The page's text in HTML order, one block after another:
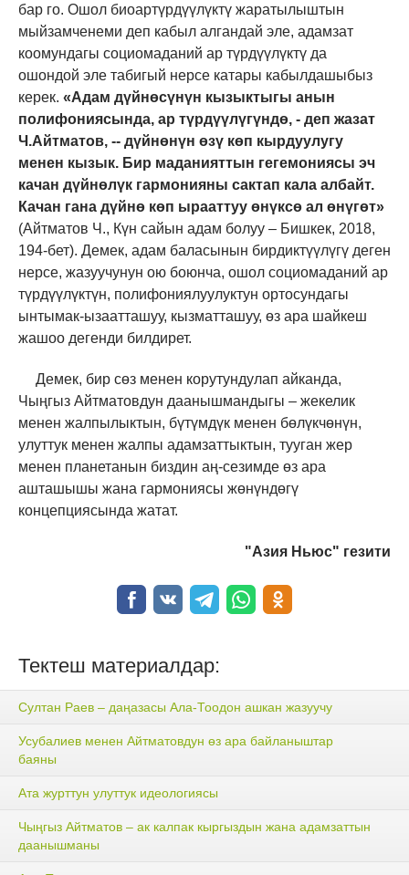
бар го. Ошол биоартүрдүүлүктү жаратылыштын
мыйзамченеми деп кабыл алгандай эле, адамзат
коомундагы социомаданий ар түрдүүлүктү да
ошондой эле табигый нерсе катары кабылдашыбыз
керек. «Адам дүйнөсүнүн кызыктыгы анын
полифониясында, ар түрдүүлүгүндө, - деп жазат
Ч.Айтматов, -- дүйнөнүн өзү көп кырдуулугу
менен кызык. Бир маданияттын гегемониясы эч
качан дүйнөлүк гармонияны сактап кала албайт.
Качан гана дүйнө көп ырааттуу өнүксө ал өнүгөт»
(Айтматов Ч., Күн сайын адам болуу – Бишкек, 2018,
194-бет). Демек, адам баласынын бирдиктүүлүгү деген
нерсе, жазуучунун ою боюнча, ошол социомаданий ар
түрдүүлүктүн, полифониялуулуктун ортосундагы
ынтымак-ызаатташуу, кызматташуу, өз ара шайкеш
жашоо дегенди билдирет.
Демек, бир сөз менен корутундулап айканда,
Чыңгыз Айтматовдун даанышмандыгы – жекелик
менен жалпылыктын, бүтүмдүк менен бөлүкчөнүн,
улуттук менен жалпы адамзаттыктын, тууган жер
менен планетанын биздин аң-сезимде өз ара
ашташышы жана гармониясы жөнүндөгү
концепциясында жатат.
"Азия Ньюс" гезити
Тектеш материалдар:
Султан Раев – даңазасы Ала-Тоодон ашкан жазуучу
Усубалиев менен Айтматовдун өз ара байланыштар
баяны
Ата журттун улуттук идеологиясы
Чыңгыз Айтматов – ак калпак кыргыздын жана адамзаттын
даанышманы